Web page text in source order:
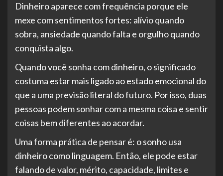
Dinheiro aparece com frequência porque ele
mexe com sentimentos fortes: alívio quando
sobra, ansiedade quando falta e orgulho quando
conquista algo.
Quando você sonha com dinheiro, o significado
costuma estar mais ligado ao estado emocional do
que a uma previsão literal do futuro. Por isso, duas
pessoas podem sonhar com a mesma coisa e sentir
coisas bem diferentes ao acordar.
Uma forma prática de pensar é: o sonho usa
dinheiro como linguagem. Então, ele pode estar
falando de valor, mérito, capacidade, limites e